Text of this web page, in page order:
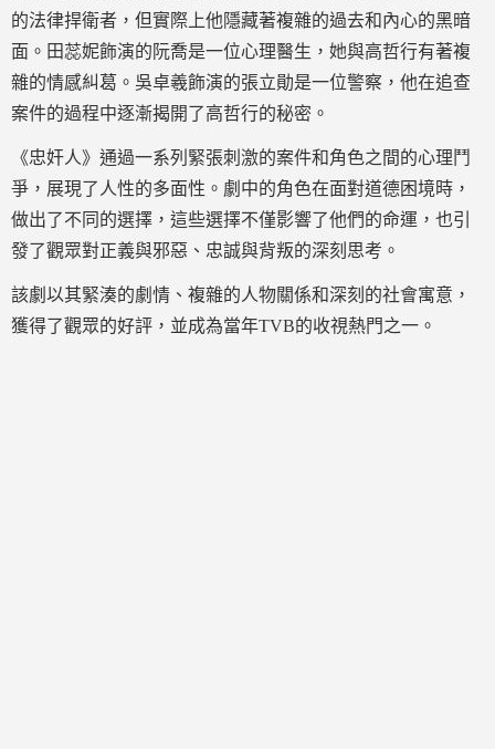
的法律捍衛者，但實際上他隱藏著複雜的過去和內心的黑暗
面。田蕊妮飾演的阮喬是一位心理醫生，她與高哲行有著複
雜的情感糾葛。吳卓羲飾演的張立勛是一位警察，他在追查
案件的過程中逐漸揭開了高哲行的秘密。
《忠奸人》通過一系列緊張刺激的案件和角色之間的心理鬥
爭，展現了人性的多面性。劇中的角色在面對道德困境時，
做出了不同的選擇，這些選擇不僅影響了他們的命運，也引
發了觀眾對正義與邪惡、忠誠與背叛的深刻思考。
該劇以其緊湊的劇情、複雜的人物關係和深刻的社會寓意，
獲得了觀眾的好評，並成為當年TVB的收視熱門之一。